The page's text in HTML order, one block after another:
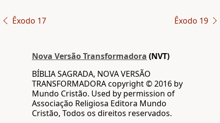
Êxodo 17 Êxodo 19
Nova Versão Transformadora (NVT)
BÍBLIA SAGRADA, NOVA VERSÃO
TRANSFORMADORA copyright © 2016 by
Mundo Cristão. Used by permission of
Associação Religiosa Editora Mundo
Cristão, Todos os direitos reservados.